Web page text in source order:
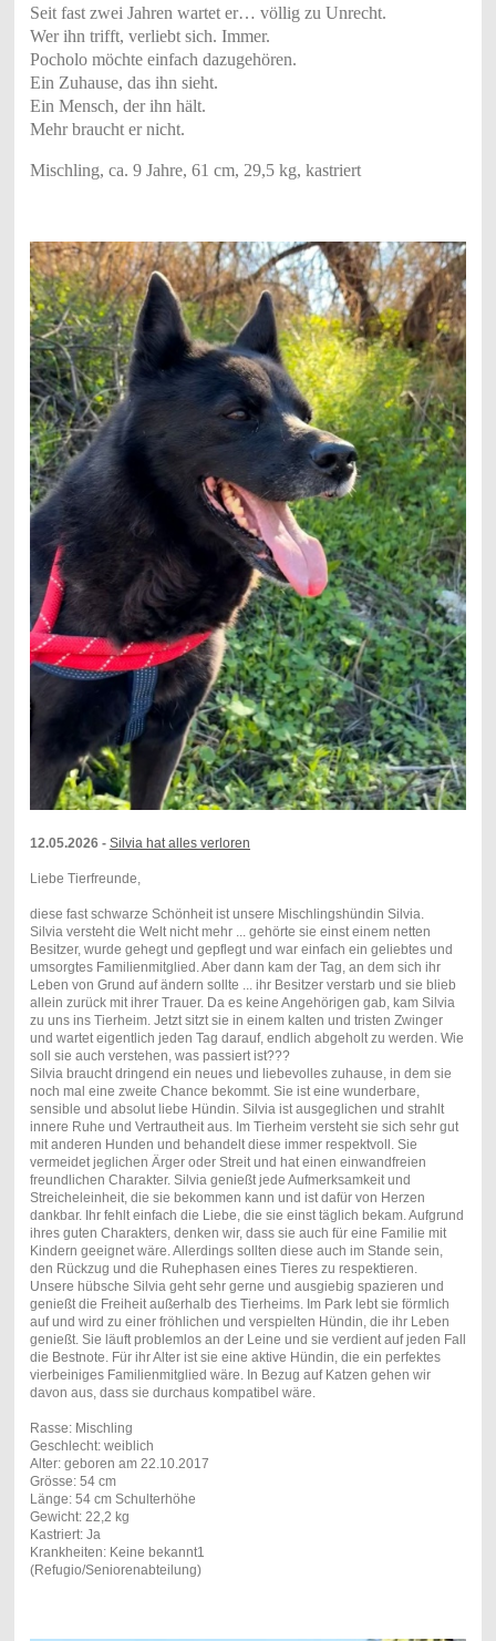
Seit fast zwei Jahren wartet er… völlig zu Unrecht.
Wer ihn trifft, verliebt sich. Immer.
Pocholo möchte einfach dazugehören.
Ein Zuhause, das ihn sieht.
Ein Mensch, der ihn hält.
Mehr braucht er nicht.
Mischling, ca. 9 Jahre, 61 cm, 29,5 kg, kastriert
12.05.2026 - Silvia hat alles verloren
Liebe Tierfreunde,
diese fast schwarze Schönheit ist unsere Mischlingshündin Silvia.
Silvia versteht die Welt nicht mehr ... gehörte sie einst einem netten
Besitzer, wurde gehegt und gepflegt und war einfach ein geliebtes und
umsorgtes Familienmitglied. Aber dann kam der Tag, an dem sich ihr
Leben von Grund auf ändern sollte ... ihr Besitzer verstarb und sie blieb
allein zurück mit ihrer Trauer. Da es keine Angehörigen gab, kam Silvia
zu uns ins Tierheim. Jetzt sitzt sie in einem kalten und tristen Zwinger
und wartet eigentlich jeden Tag darauf, endlich abgeholt zu werden. Wie
soll sie auch verstehen, was passiert ist???
Silvia braucht dringend ein neues und liebevolles zuhause, in dem sie
noch mal eine zweite Chance bekommt. Sie ist eine wunderbare,
sensible und absolut liebe Hündin. Silvia ist ausgeglichen und strahlt
innere Ruhe und Vertrautheit aus. Im Tierheim versteht sie sich sehr gut
mit anderen Hunden und behandelt diese immer respektvoll. Sie
vermeidet jeglichen Ärger oder Streit und hat einen einwandfreien
freundlichen Charakter. Silvia genießt jede Aufmerksamkeit und
Streicheleinheit, die sie bekommen kann und ist dafür von Herzen
dankbar. Ihr fehlt einfach die Liebe, die sie einst täglich bekam. Aufgrund
ihres guten Charakters, denken wir, dass sie auch für eine Familie mit
Kindern geeignet wäre. Allerdings sollten diese auch im Stande sein,
den Rückzug und die Ruhephasen eines Tieres zu respektieren.
Unsere hübsche Silvia geht sehr gerne und ausgiebig spazieren und
genießt die Freiheit außerhalb des Tierheims. Im Park lebt sie förmlich
auf und wird zu einer fröhlichen und verspielten Hündin, die ihr Leben
genießt. Sie läuft problemlos an der Leine und sie verdient auf jeden Fall
die Bestnote. Für ihr Alter ist sie eine aktive Hündin, die ein perfektes
vierbeiniges Familienmitglied wäre. In Bezug auf Katzen gehen wir
davon aus, dass sie durchaus kompatibel wäre.
Rasse: Mischling
Geschlecht: weiblich
Alter: geboren am 22.10.2017
Grösse: 54 cm
Länge: 54 cm Schulterhöhe
Gewicht: 22,2 kg
Kastriert: Ja
Krankheiten: Keine bekannt1
(Refugio/Seniorenabteilung)